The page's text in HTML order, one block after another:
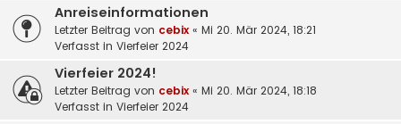
Anreiseinformationen
Letzter Beitrag von cebix « Mi 20. Mär 2024, 18:21
Verfasst in Vierfeier 2024
Vierfeier 2024!
Letzter Beitrag von cebix « Mi 20. Mär 2024, 18:18
Verfasst in Vierfeier 2024